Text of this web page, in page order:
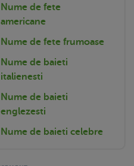
Nume de fete
americane
Nume de fete frumoase
Nume de baieti
italienesti
Nume de baieti
englezesti
Nume de baieti celebre